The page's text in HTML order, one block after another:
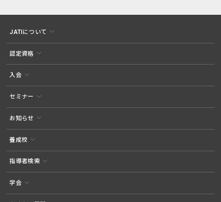
JATIについて
認定資格
入会
セミナー
お知らせ
養成校
指導者検索
学会